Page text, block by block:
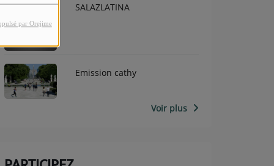
par Orejime
SALAZLATINA
Emission cathy
Voir plus